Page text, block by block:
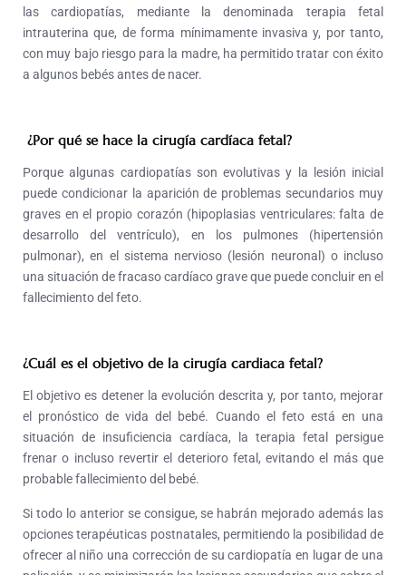
las cardiopatías, mediante la denominada terapia fetal
intrauterina que, de forma mínimamente invasivay, por tanto,
con muy bajo riesgo para la madre, ha permitido tratar con éxito
a algunos bebés antes de nacer.
¿Por qué se hace la cirugía cardíaca fetal?
Porque algunas cardiopatías son evolutivas y la lesión inicial
puede condicionar la aparición de problemas secundarios muy
graves en el propio corazón (hipoplasias ventriculares: falta de
desarrollo del ventrículo), en los pulmones (hipertensión
pulmonar), en el sistema nervioso (lesión neuronal) o incluso
una situación de fracaso cardíaco graveque puede concluir en el
fallecimiento del feto.
¿Cuál es el objetivo de la cirugía cardiaca fetal?
El objetivo es detener la evolución descrita y, por tanto, mejorar
el pronóstico de vida del bebé. Cuando el feto está en una
situación de insuficiencia cardíaca, la terapia fetal persigue
frenar o incluso revertir el deterioro fetal, evitando el más que
probable fallecimiento del bebé.
Si todo lo anterior se consigue, se habrán mejorado además las
opciones terapéuticas postnatales, permitiendo la posibilidad de
ofrecer al niño una corrección de su cardiopatía en lugar de una